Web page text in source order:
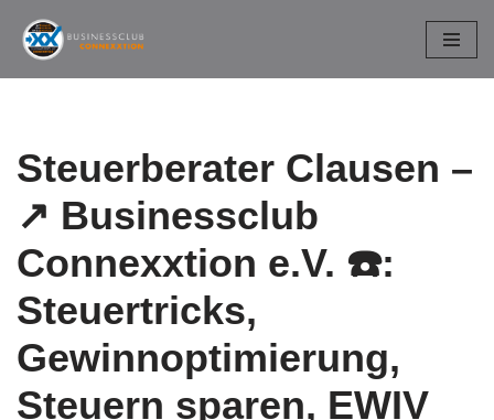
Zum
Steuerberater Clausen –
↗️ Businessclub
Connexxtion e.V. ☎️:
Steuertricks,
Gewinnoptimierung,
Steuern sparen, EWIV